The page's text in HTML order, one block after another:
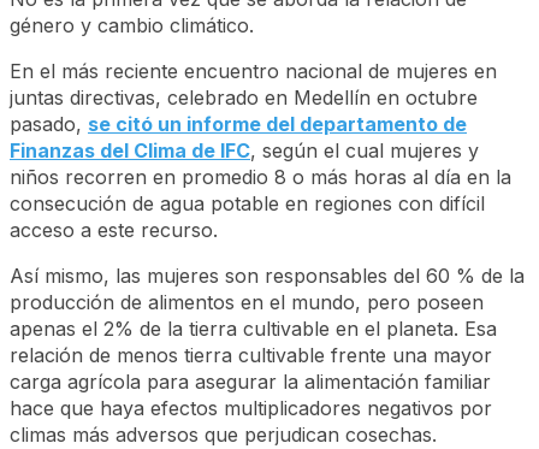
género y cambio climático.
En el más reciente encuentro nacional de mujeres en
juntas directivas, celebrado en Medellín en octubre
pasado, se citó un informe del departamento de
Finanzas del Clima de IFC, según el cual mujeres y
niños recorren en promedio 8 o más horas al día en la
consecución de agua potable en regiones con difícil
acceso a este recurso.
Así mismo, las mujeres son responsables del 60 % de la
producción de alimentos en el mundo, pero poseen
apenas el 2% de la tierra cultivable en el planeta. Esa
relación de menos tierra cultivable frente una mayor
carga agrícola para asegurar la alimentación familiar
hace que haya efectos multiplicadores negativos por
climas más adversos que perjudican cosechas.